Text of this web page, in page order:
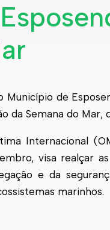
água
Município de
da Semana do
Internacional
visa realçar
e da
marinhos.